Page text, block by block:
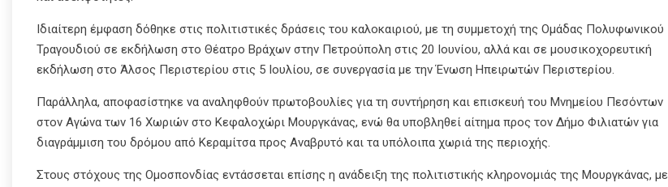
Ιδιαίτερη έμφαση δόθηκε στις πολιτιστικές δράσεις του καλοκαιριού, με τη συμμετοχή της Ομάδας Πολυφωνικού
Τραγουδιού σε εκδήλωση στο Θέατρο Βράχων στην Πετρούπολη στις 20 Ιουνίου, αλλά και σε μουσικοχορευτική
εκδήλωση στο Άλσος Περιστερίου στις 5 Ιουλίου, σε συνεργασία με την Ένωση Ηπειρωτών Περιστερίου.
Παράλληλα, αποφασίστηκε να αναληφθούν πρωτοβουλίες για τη συντήρηση και επισκευή του Μνημείου Πεσόντων
στον Αγώνα των 16 Χωριών στο Κεφαλοχώρι Μουργκάνας, ενώ θα υποβληθεί αίτημα προς τον Δήμο Φιλιατών για
διαγράμμιση του δρόμου από Κεραμίτσα προς Αναβρυτό και τα υπόλοιπα χωριά της περιοχής.
Στους στόχους της Ομοσπονδίας εντάσσεται επίσης η ανάδειξη της πολιτιστικής κληρονομιάς της Μουργκάνας, με